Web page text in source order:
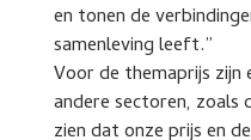
en tonen de
samenleving leeft.”
Voor de themaprijs zijn
andere sectoren, zoals
zien dat onze prijs en